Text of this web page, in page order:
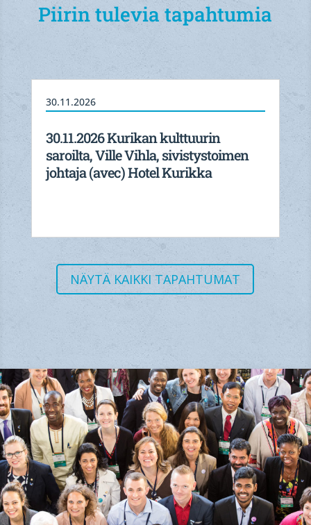
Piirin tulevia tapahtumia
30.11.2026
30.11.2026 Kurikan kulttuurin
saroilta, Ville Vihla, sivistystoimen
johtaja (avec) Hotel Kurikka
NÄYTÄ KAIKKI TAPAHTUMAT